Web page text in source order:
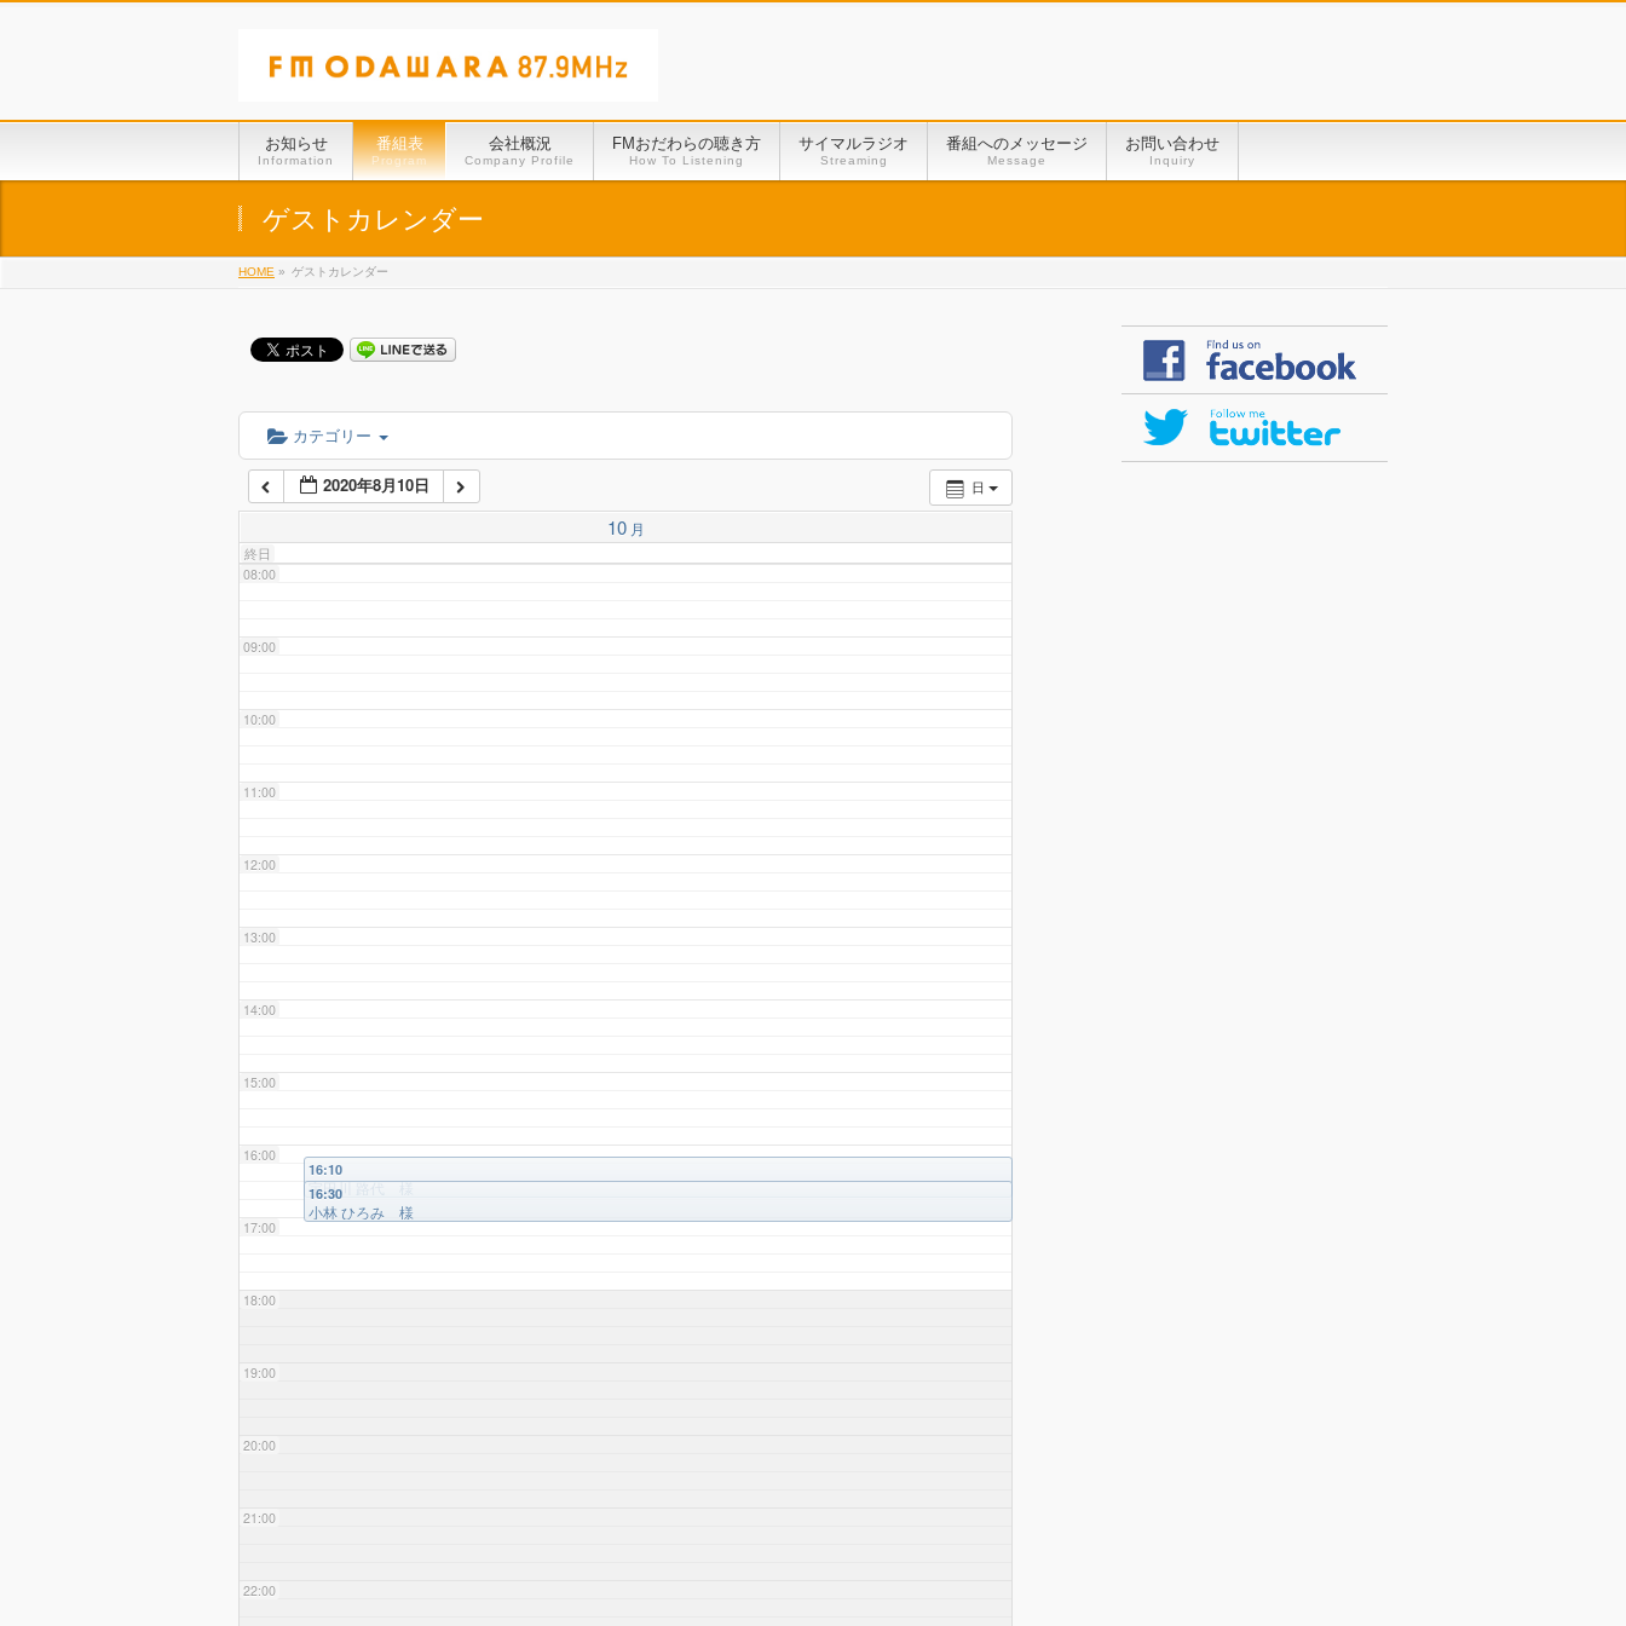
お知らせ
Information
番組表
Program
会社概況
Company Profile
FMおだわらの聴き方
How To Listening
サイマルラジオ
Streaming
番組へのメッセージ
Message
お問い合わせ
Inquiry
ゲストカレンダー
HOME » ゲストカレンダー
カテゴリー
日
2020年8月10日
10 月
終日
01:00
02:00
03:00
04:00
05:00
06:00
07:00
08:00
09:00
10:00
11:00
12:00
13:00
14:00
15:00
16:00
17:00
18:00
19:00
20:00
21:00
22:00
16:10
宇田川 路代 様
16:30
小林 ひろみ 様